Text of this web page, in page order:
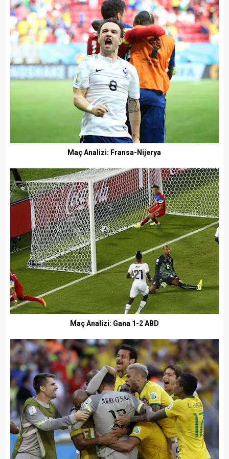
Maç Analizi: Fransa-Nijerya
Maç Analizi: Gana 1-2 ABD